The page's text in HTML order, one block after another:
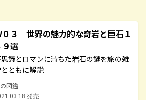
０３ 世界の魅力的な奇岩と巨石１
９選
議とロマンに満ちた岩石の謎を旅の雑
ともに解説
図鑑
発売